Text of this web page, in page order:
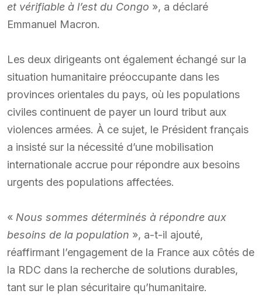
et vérifiable à l’est du Congo », a déclaré
Emmanuel Macron.
Les deux dirigeants ont également échangé sur la
situation humanitaire préoccupante dans les
provinces orientales du pays, où les populations
civiles continuent de payer un lourd tribut aux
violences armées. À ce sujet, le Président français
a insisté sur la nécessité d’une mobilisation
internationale accrue pour répondre aux besoins
urgents des populations affectées.
« Nous sommes déterminés à répondre aux
besoins de la population », a-t-il ajouté,
réaffirmant l’engagement de la France aux côtés de
la RDC dans la recherche de solutions durables,
tant sur le plan sécuritaire qu’humanitaire.